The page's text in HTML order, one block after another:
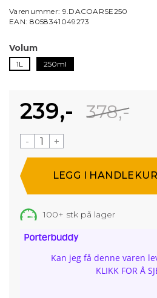
Varenummer: 9.DACOARSE250
EAN: 8058341049273
Volum
1L 250ml
239,- 378,-
- +
100+ stk på lager
Kan jeg få denne varen
KLIKK FOR Å